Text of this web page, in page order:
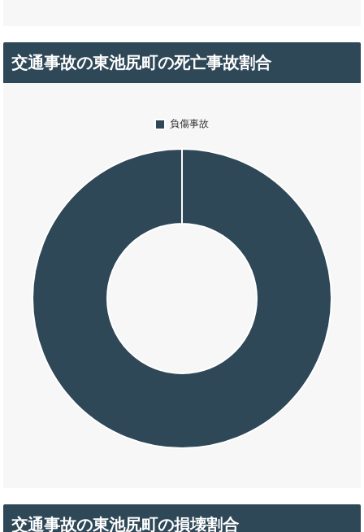
交通事故の東池尻町の死亡事故割合
交通事故の東池尻町の損壊割合